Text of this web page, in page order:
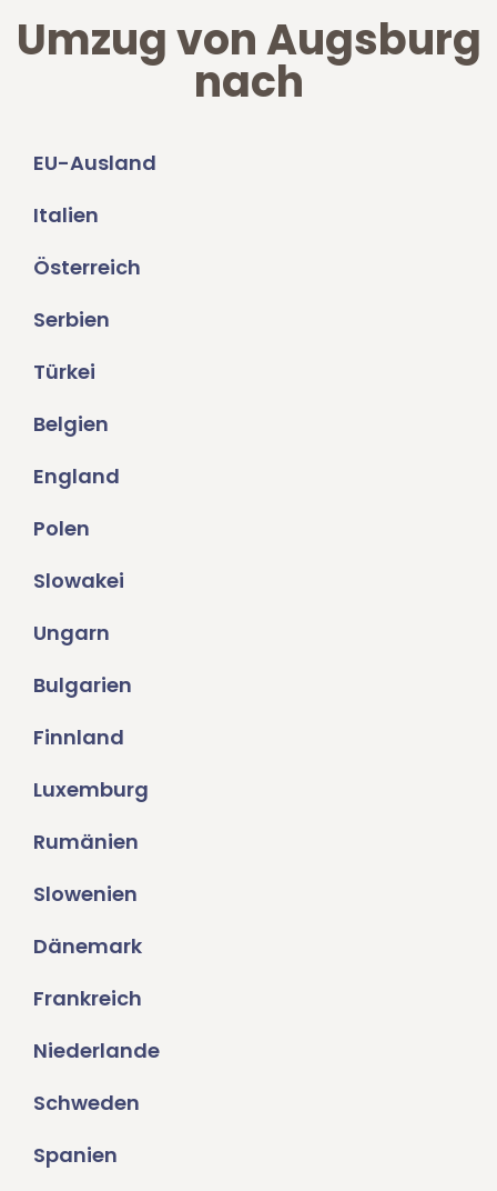
Umzug von Augsburg
nach
EU-Ausland
Italien
Österreich
Serbien
Türkei
Belgien
England
Polen
Slowakei
Ungarn
Bulgarien
Finnland
Luxemburg
Rumänien
Slowenien
Dänemark
Frankreich
Niederlande
Schweden
Spanien